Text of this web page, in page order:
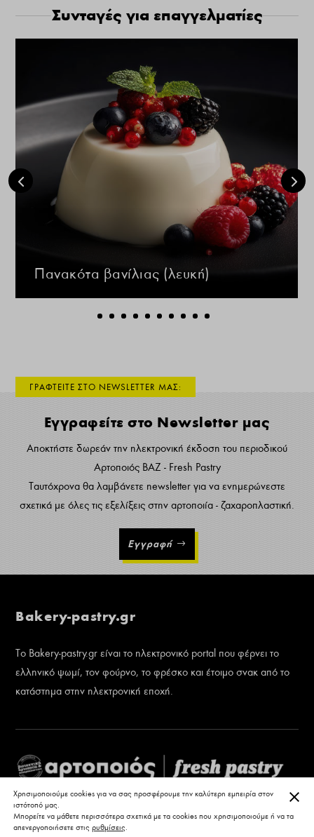
Συνταγές για επαγγελματίες
Πανακότα βανίλιας (λευκή)
ΓΡΑΦΤΕΙΤΕ ΣΤΟ NEWSLETTER ΜΑΣ:
Εγγραφείτε στο Newsletter μας
Αποκτήστε δωρεάν την ηλεκτρονική έκδοση του περιοδικού
Αρτοποιός ΒΑΖ - Fresh Pastry
Ταυτόχρονα θα λαμβάνετε newsletter για να ενημερώνεστε
σχετικά με όλες τις εξελίξεις στην αρτοποιία - ζαχαροπλαστική.
Εγγραφή
Bakery-pastry.gr
Το Bakery-pastry.gr είναι το ηλεκτρονικό portal που φέρνει το
ελληνικό ψωμί, τον φούρνο, το φρέσκο και έτοιμο σνακ από το
κατάστημα στην ηλεκτρονική εποχή.
Χρησιμοποιούμε cookies για να σας προσφέρουμε την καλύτερη εμπειρία στον
ιστότοπό μας.
Μπορείτε να μάθετε περισσότερα σχετικά με τα cookies που χρησιμοποιούμε ή να τα
απενεργοποιήσετε στις ρυθμίσεις.